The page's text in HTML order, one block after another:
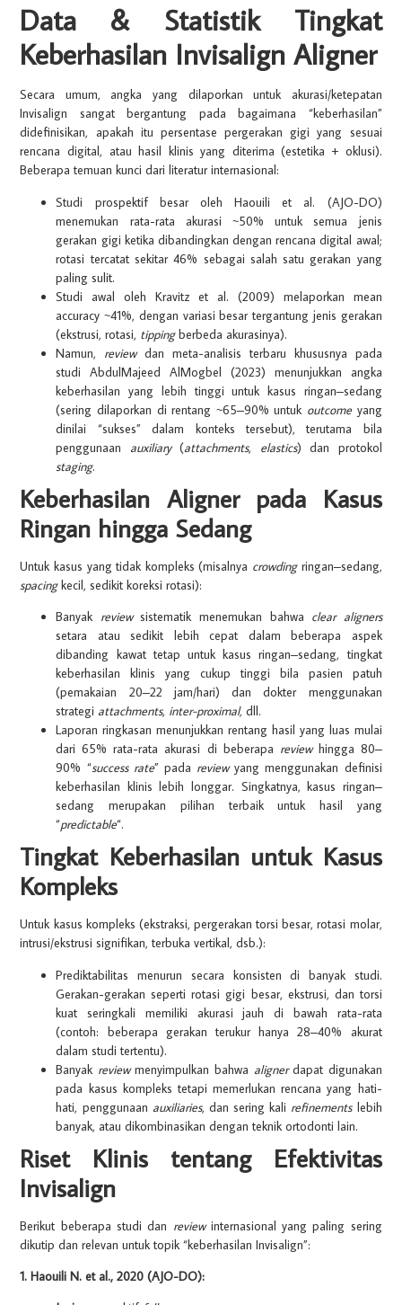
Data & Statistik Tingkat
Keberhasilan Invisalign Aligner
Secara umum, angka yang dilaporkan untuk
akurasi/ketepatan
Invisalign sangat bergantung pada bagaimana “keberhasilan”
didefinisikan, apakah itu persentase pergerakan gigi yang sesuai
rencana digital, atau hasil klinis yang diterima (estetika + oklusi).
Beberapa temuan kunci dari literatur internasional:
Studi prospektif besar oleh Haouili et al. (AJO-DO)
menemukan rata-rata akurasi ~50% untuk semua jenis
gerakan gigi ketika dibandingkan dengan rencana digital awal;
rotasi tercatat sekitar 46% sebagai salah satu gerakan yang
paling sulit.
Studi awal oleh Kravitz et al. (2009) melaporkan mean
accuracy ~41%, dengan variasi besar tergantung jenis gerakan
(ekstrusi, rotasi, tippingberbeda akurasinya).
Namun, reviewdan meta-analisis terbaru khususnya pada
studi AbdulMajeed AlMogbel (2023) menunjukkan angka
keberhasilan yang lebih tinggi untuk kasus ringan–sedang
(sering dilaporkan di rentang ~65–90% untuk outcome yang
dinilai “sukses” dalam konteks tersebut), terutama bila
penggunaan auxiliary(attachments, elastics) dan protokol
staging.
Keberhasilan Aligner pada Kasus
Ringan hingga Sedang
Untuk kasus yang tidak kompleks (misalnya crowding ringan–sedang,
spacingkecil, sedikit koreksi rotasi):
Banyak reviewsistematik menemukan bahwa clear aligners
setara atau sedikit lebih cepat dalam beberapa aspek
dibanding kawat tetap untuk kasus ringan–sedang, tingkat
keberhasilan klinis yang cukup tinggi bila pasien patuh
(pemakaian 20–22 jam/hari) dan dokter menggunakan
strategi attachments, inter-proximal,dll.
Laporan ringkasan menunjukkan rentang hasil yang luas mulai
dari 65% rata-rata akurasi di beberapa review hingga 80–
90% “success rate” pada reviewyang menggunakan definisi
keberhasilan klinis lebih longgar. Singkatnya, kasus ringan–
sedang merupakan pilihan terbaik untuk hasil yang
“predictable“.
Tingkat Keberhasilan untuk Kasus
Kompleks
Untuk kasus kompleks (ekstraksi, pergerakan torsi besar, rotasi molar,
intrusi/ekstrusi signifikan, terbuka vertikal, dsb.):
Prediktabilitas menurun secara konsisten di banyak studi.
Gerakan-gerakan seperti rotasi gigi besar, ekstrusi, dan torsi
kuat seringkali memiliki akurasi jauh di bawah rata-rata
(contoh: beberapa gerakan terukur hanya 28–40% akurat
dalam studi tertentu).
Banyak reviewmenyimpulkan bahwa alignerdapat digunakan
pada kasus kompleks tetapi memerlukan rencana yang hati-
hati, penggunaan auxiliaries, dan sering kali refinements lebih
banyak, atau dikombinasikan dengan teknik ortodonti lain.
Riset Klinis tentang Efektivitas
Invisalign
Berikut beberapa studi dan review internasional yang paling sering
dikutip dan relevan untuk topik “keberhasilan Invisalign”:
1. Haouili N. et al., 2020 (AJO-DO):